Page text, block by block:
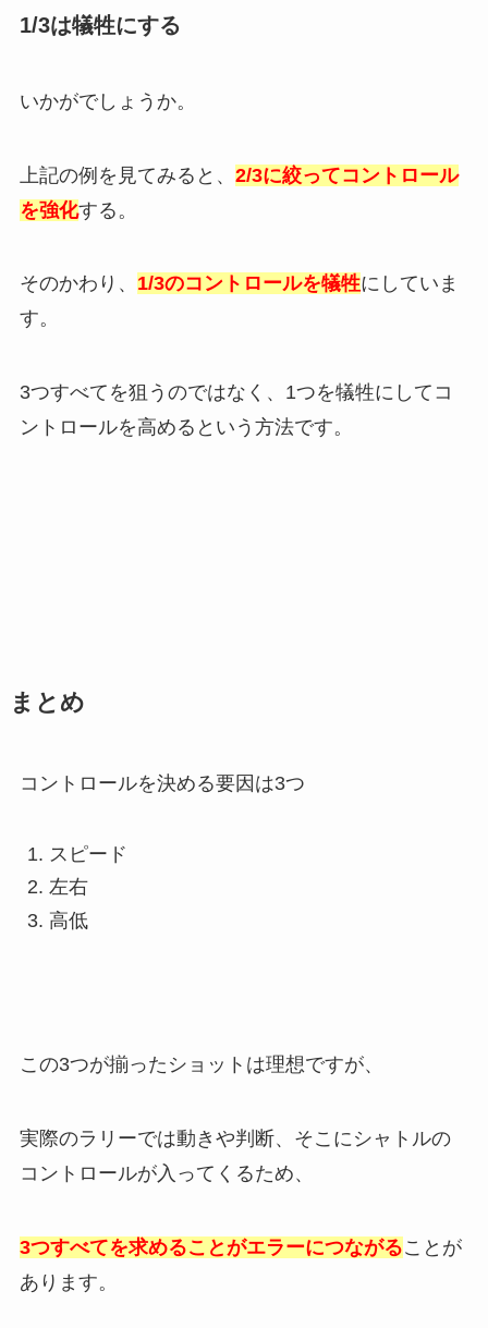
1/3は犠牲にする
いかがでしょうか。
上記の例を見てみると、 2/3に絞ってコントロール
を強化する。
そのかわり、 1/3のコントロールを犠牲にしていま
す。
3つすべてを狙うのではなく、1つを犠牲にしてコ
ントロールを高めるという方法です。
まとめ
コントロールを決める要因は3つ
スピード
左右
高低
この3つが揃ったショットは理想ですが、
実際のラリーでは動きや判断、そこにシャトルの
コントロールが入ってくるため、
3つすべてを求めることがエラーにつながることが
あります。